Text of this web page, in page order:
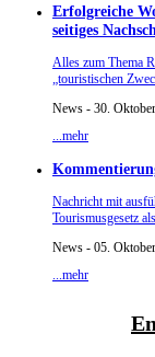
Erfolgreiche
seitiges
Alles zum Thema
„touristischen
News - 30.
...mehr
Nachricht mit
Tourismusgesetz
News - 05.
...mehr